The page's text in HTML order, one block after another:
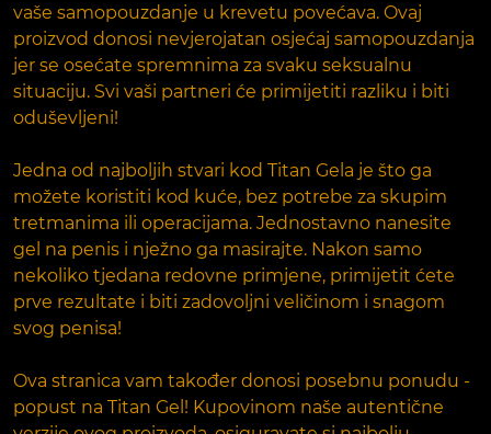
vaše samopouzdanje u krevetu povećava. Ovaj
proizvod donosi nevjerojatan osjećaj samopouzdanja
jer se osećate spremnima za svaku seksualnu
situaciju. Svi vaši partneri će primijetiti razliku i biti
oduševljeni!
Jedna od najboljih stvari kod Titan Gela je što ga
možete koristiti kod kuće, bez potrebe za skupim
tretmanima ili operacijama. Jednostavno nanesite
gel na penis i nježno ga masirajte. Nakon samo
nekoliko tjedana redovne primjene, primijetit ćete
prve rezultate i biti zadovoljni veličinom i snagom
svog penisa!
Ova stranica vam također donosi posebnu ponudu -
popust na Titan Gel! Kupovinom naše autentične